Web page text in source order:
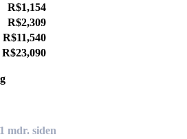
R$1,154
R$2,309
R$11,540
R$23,090
1 mdr. siden